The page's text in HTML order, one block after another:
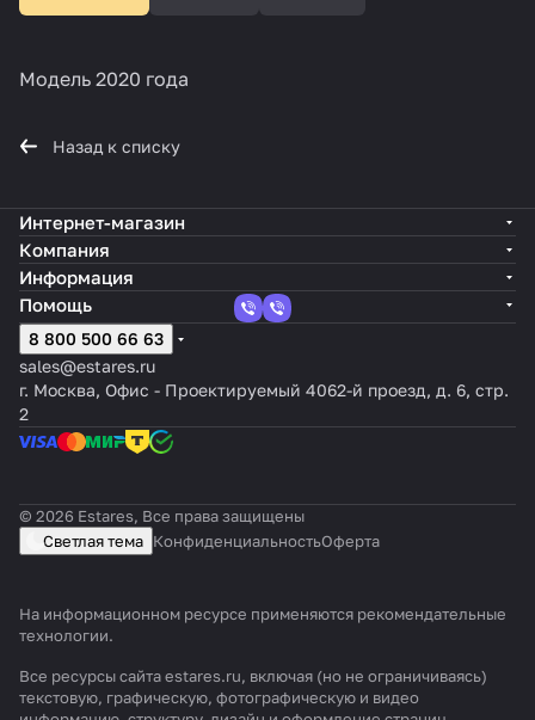
Модель 2020 года
Назад к списку
Интернет-магазин
Компания
Информация
Помощь
8 800 500 66 63
sales@estares.ru
г. Москва, Офис - Проектируемый 4062-й проезд, д. 6, стр.
2
© 2026 Estares, Все права защищены
Светлая тема КонфиденциальностьОферта
На информационном ресурсе применяются рекомендательные
технологии.
Все ресурсы сайта estares.ru, включая (но не ограничиваясь)
текстовую, графическую, фотографическую и видео